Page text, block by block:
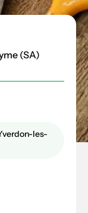
(SA)
les-